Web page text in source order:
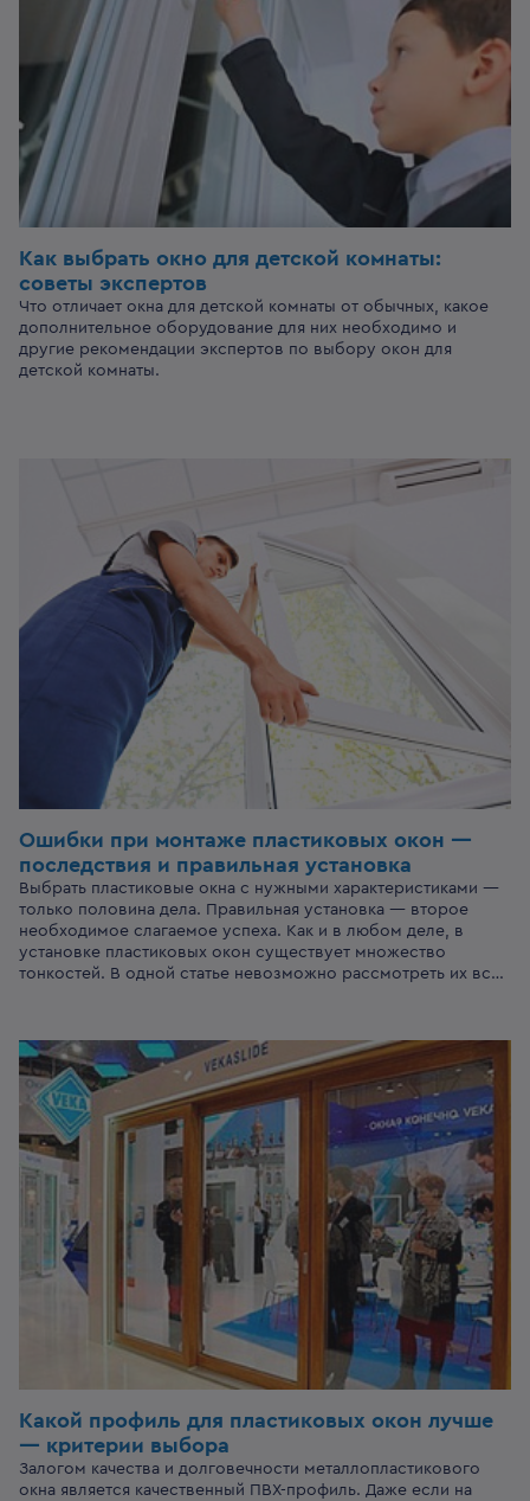
Как выбрать окно для детской комнаты:
советы экспертов
Что отличает окна для детской комнаты от обычных, какое
дополнительное оборудование для них необходимо и
другие рекомендации экспертов по выбору окон для
детской комнаты.
Ошибки при монтаже пластиковых окон —
последствия и правильная установка
Выбрать пластиковые окна с нужными характеристиками —
только половина дела. Правильная установка — второе
необходимое слагаемое успеха. Как и в любом деле, в
установке пластиковых окон существует множество
тонкостей. В одной статье невозможно рассмотреть их все.
в монтаже. В этой статье мы расскажем о самых
распространённых ошибках, объясним, чем они грозят и как
их предупредить.
Какой профиль для пластиковых окон лучше
— критерии выбора
Залогом качества и долговечности металлопластикового
окна является качественный ПВХ-профиль. Даже если на